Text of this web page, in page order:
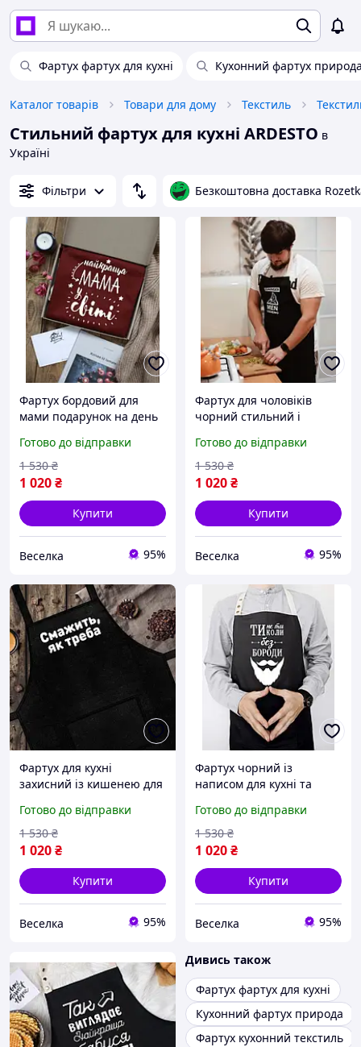
Фартух фартух для кухні Кухонний фартух
Каталог товарів Товари для дому Текстиль
Стильний фартух для кухні ARDESTO в
Україні
Фільтри Безкоштовна доставка
Фартух бордовий для
мами подарунок на день
аксесуар для кухні FLAME
Готово до відправки
1 020₴
1 530 ₴
Купити
Веселка 95%
Фартух для чоловіків
чорний стильний і
готування на кухні FLAME
Готово до відправки
1 020₴
1 530 ₴
Купити
Веселка 95%
Фартух для кухні
захисний із кишенею для
зручний і стильний
FLAME
Готово до відправки
1 020₴
1 530 ₴
Купити
Веселка 95%
Фартух чорний із
написом для кухні та
аксесуар для чоловіків і
жінок FLAME
Готово до відправки
1 020₴
1 530 ₴
Купити
Веселка 95%
Дивись також
Фартух фартух для кухні
Кухонний фартух природа
Фартух кухонний текстиль